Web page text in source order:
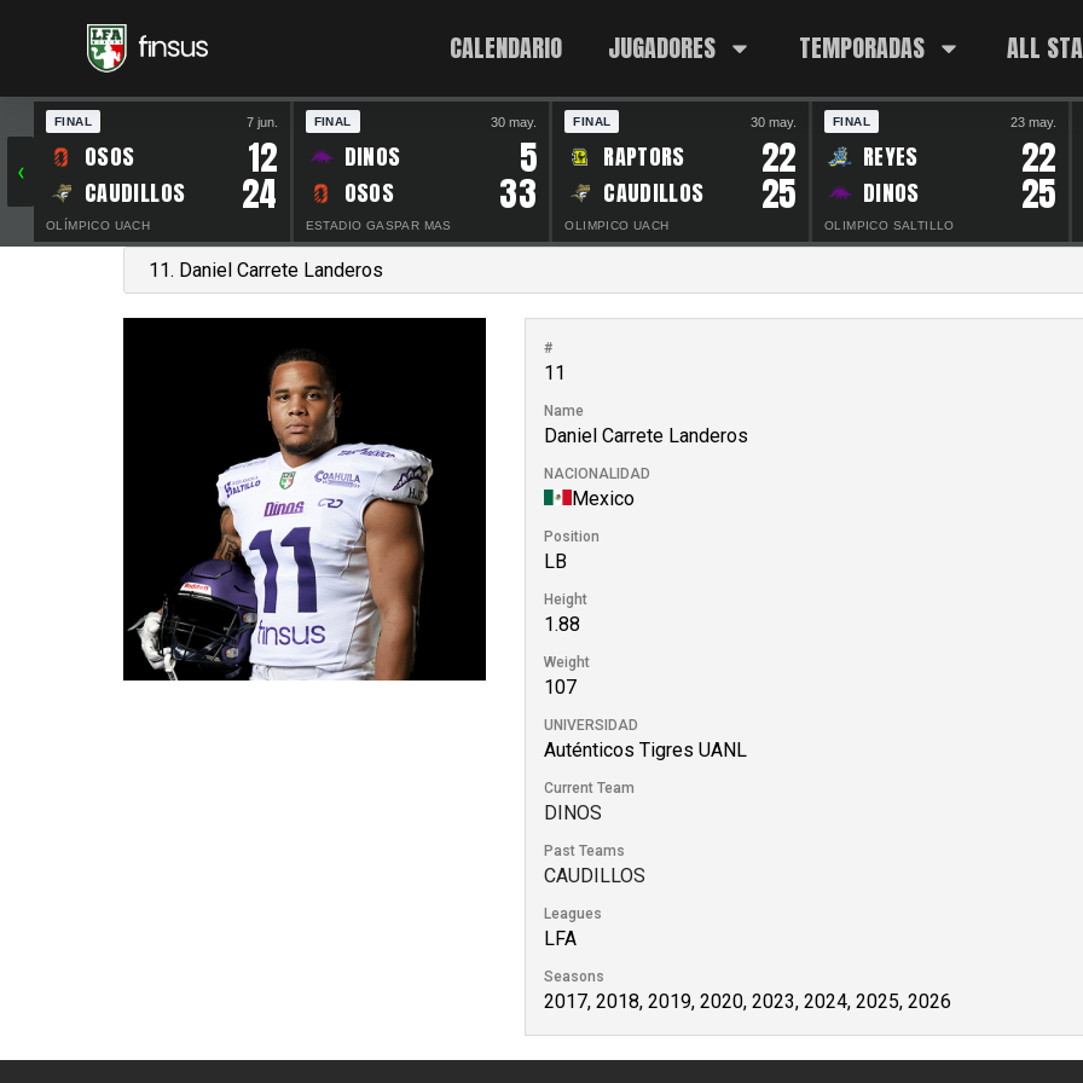
CALENDARIO JUGADORES TEMPORADAS ALL
‹
FINAL 7 jun.
OSOS 12
CAUDILLOS 24
OLÍMPICO UACH
FINAL 30 may.
DINOS 5
OSOS 33
ESTADIO GASPAR MAS
FINAL 30 may.
RAPTORS 22
CAUDILLOS 25
OLIMPICO UACH
FINAL 23 may.
REYES 22
DINOS 25
OLIMPICO SALTILLO
#
11
Name
Daniel Carrete Landeros
NACIONALIDAD
Mexico
Position
LB
Height
1.88
Weight
107
UNIVERSIDAD
Auténticos Tigres UANL
Current Team
DINOS
Past Teams
CAUDILLOS
Leagues
LFA
Seasons
2017, 2018, 2019, 2020, 2023, 2024, 2025, 2026